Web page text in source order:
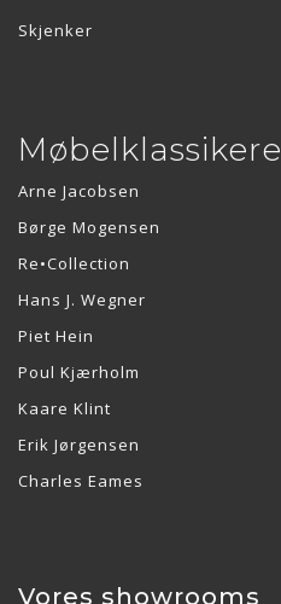
Skjenker
Møbelklassikere
Arne Jacobsen
Børge Mogensen
Re•Collection
Hans J. Wegner
Piet Hein
Poul Kjærholm
Kaare Klint
Erik Jørgensen
Charles Eames
Vores showrooms